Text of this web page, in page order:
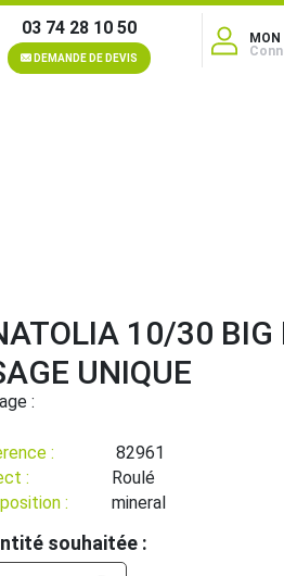
03 74 28 10 50
DEMANDE DE DEVIS
10/30 BIG
UNIQUE
:
:
82961
:
Roulé
:
mineral
souhaitée :